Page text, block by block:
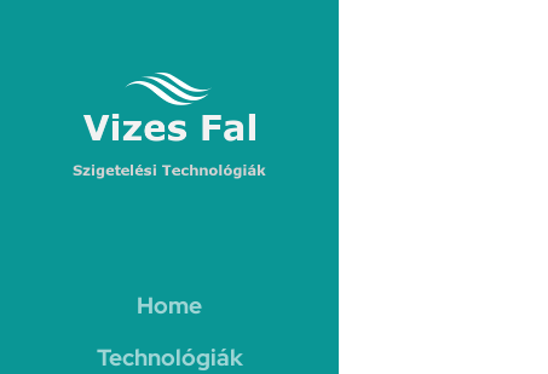
Home
Technológiák